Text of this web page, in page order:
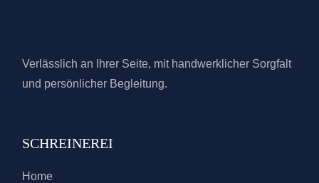
Verlässlich an Ihrer Seite, mit handwerklicher Sorgfalt
und persönlicher Begleitung.
SCHREINEREI
Home